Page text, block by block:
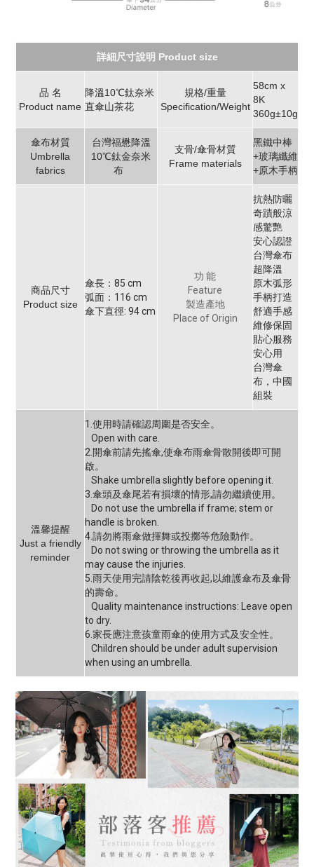
詳細尺寸說明 Product size
品 名
Product name
降溫10℃鈦奈米
直傘山茶花
規格/重量
Specification/Weight
58cm x
8K
360g±10g
傘布材質
Umbrella
fabrics
台灣福懋降溫
10℃鈦金奈米
布
支骨/傘骨材質
Frame materials
黑鐵中棒
+玻璃纖維
+原木手柄
商品尺寸
Product size
傘長：85 cm
弧面：116 cm
傘下直徑: 94 cm
功 能
Feature
製造產地
Place of Origin
抗熱防曬
奇蹟般涼
感驚艷
安心認證
台灣傘布
超降溫
原木弧形
手柄打造
舒適手感
維修保固
貼心服務
安心用
台灣傘
布，中國
組裝
溫馨提醒
Just a friendly
reminder
1.使用時請確認周圍是否安全。
Open with care.
2.開傘前請先搖傘,使傘布雨傘骨散開後即可開
啟。
Shake umbrella slightly before opening it.
3.傘頭及傘尾若有損壞的情形,請勿繼續使用。
Do not use the umbrella if frame; stem or
handle is broken.
4.請勿將雨傘做揮舞或投擲等危險動作。
Do not swing or throwing the umbrella as it
may cause the injuries.
5.雨天使用完請陰乾後再收起,以維護傘布及傘骨
的壽命。
Quality maintenance instructions: Leave open
to dry.
6.家長應注意孩童雨傘的使用方式及安全性。
Children should be under adult supervision
when using an umbrella.